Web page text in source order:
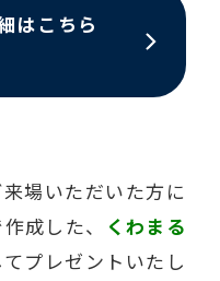
はこちら
場いただいた方に
成した、
くわまる
プレゼントいたし